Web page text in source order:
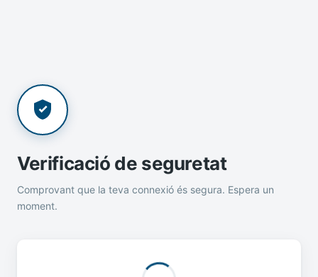
Verificació de seguretat
Comprovant que la teva connexió és segura. Espera un
moment.